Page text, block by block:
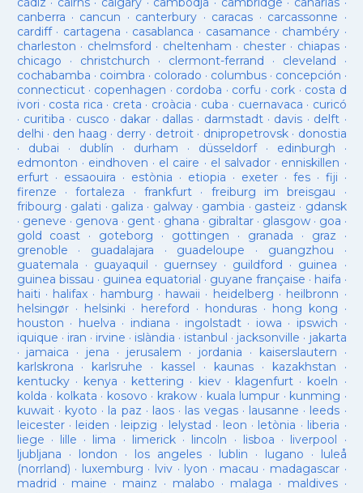
canberra · cancun · canterbury · caracas · carcassonne ·
cardiff· cartagena · casablanca · casamance · chambéry·
charleston · chelmsford · cheltenham · chester· chiapas ·
chicago · christchurch · clermont-ferrand · cleveland ·
cochabamba · coimbra · colorado · columbus· concepción ·
connecticut· copenhagen · cordoba · corfu · cork · costa d
ivori · costa rica · creta · croàcia · cuba · cuernavaca · curicó
· curitiba · cusco · dakar · dallas · darmstadt· davis · delft ·
delhi · den haag · derry· detroit· dnipropetrovsk· donostia
· dubai · dublín · durham · düsseldorf· edinburgh ·
edmonton · eindhoven · el caire · el salvador · enniskillen ·
erfurt· essaouira · estònia · etiopia · exeter· fes· fiji ·
firenze ·fortaleza · frankfurt· freiburg im breisgau ·
fribourg · galati · galiza · galway· gambia · gasteiz · gdansk
· geneve · genova · gent· ghana · gibraltar· glasgow· goa ·
gold coast · goteborg · gottingen · granada · graz ·
grenoble · guadalajara · guadeloupe · guangzhou ·
guatemala · guayaquil · guernsey· guildford · guinea ·
guinea bissau · guinea equatorial · guyane française · haifa ·
haiti · halifax · hamburg · hawaii · heidelberg · heilbronn ·
helsingør· helsinki · hereford · honduras· hong kong ·
houston · huelva · indiana · ingolstadt· iowa · ipswich ·
iquique · iran · irvine · islàndia · istanbul · jacksonville · jakarta
· jamaica · jena · jerusalem · jordania · kaiserslautern ·
karlskrona · karlsruhe · kassel · kaunas· kazakhstan ·
kentucky· kenya · kettering · kiev· klagenfurt · koeln ·
kolda · kolkata · kosovo · krakow· kuala lumpur · kunming ·
kuwait· kyoto · la paz · laos· las vegas· lausanne · leeds ·
leicester· leiden · leipzig · lelystad · leon · letònia · liberia ·
liege · lille · lima · limerick· lincoln · lisboa · liverpool ·
ljubljana · london · los angeles· lublin · lugano · luleå
(norrland) · luxemburg · lviv · lyon · macau · madagascar·
madrid · maine · mainz · malabo · malaga · maldives·